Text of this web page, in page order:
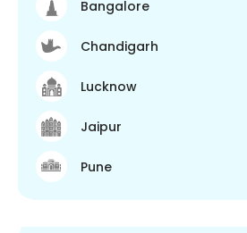
Bangalore
Chandigarh
Lucknow
Jaipur
Pune